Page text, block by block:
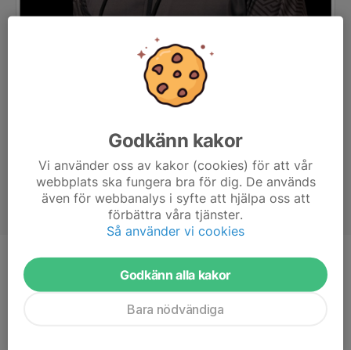
Titel
Assisterande tränare | Målvaktstränare
Ålder
53 år
Godkänn kakor
Vi använder oss av kakor (cookies) för att vår
webbplats ska fungera bra för dig. De används
även för webbanalys i syfte att hjälpa oss att
förbättra våra tjänster.
Så använder vi cookies
Godkänn alla kakor
Bara nödvändiga